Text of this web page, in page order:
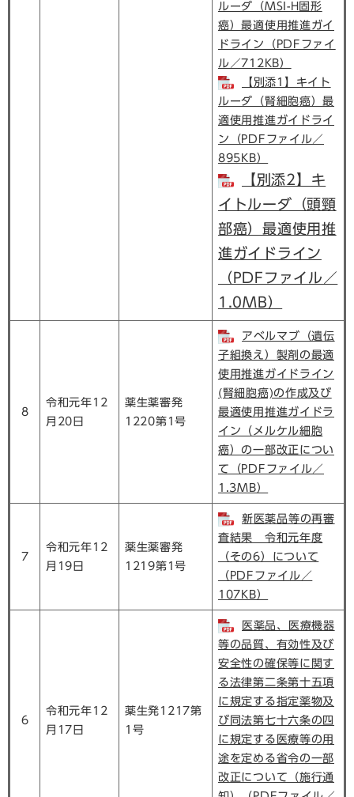
ルーダ（MSI-H固形
癌）最適使用推進ガイ
ドライン（PDFファイ
ル／712KB）
【別添1】キイト
ルーダ（腎細胞癌）最
適使用推進ガイドライ
ン（PDFファイル／
895KB）
【別添2】キ
イトルーダ（頭頸
部癌）最適使用推
進ガイドライン
（PDFファイル／
1.0MB）
8
令和元年12
月20日
薬生薬審発
1220第1号
アベルマブ（遺伝
子組換え）製剤の最適
使用推進ガイドライン
(腎細胞癌)の作成及び
最適使用推進ガイドラ
イン（メルケル細胞
癌）の一部改正につい
て（PDFファイル／
1.3MB）
7
令和元年12
月19日
薬生薬審発
1219第1号
新医薬品等の再審
査結果 令和元年度
（その6）について
（PDFファイル／
107KB）
6
令和元年12
月17日
薬生発1217第
1号
医薬品、医療機器
等の品質、有効性及び
安全性の確保等に関す
る法律第二条第十五項
に規定する指定薬物及
び同法第七十六条の四
に規定する医療等の用
途を定める省令の一部
改正について（施行通